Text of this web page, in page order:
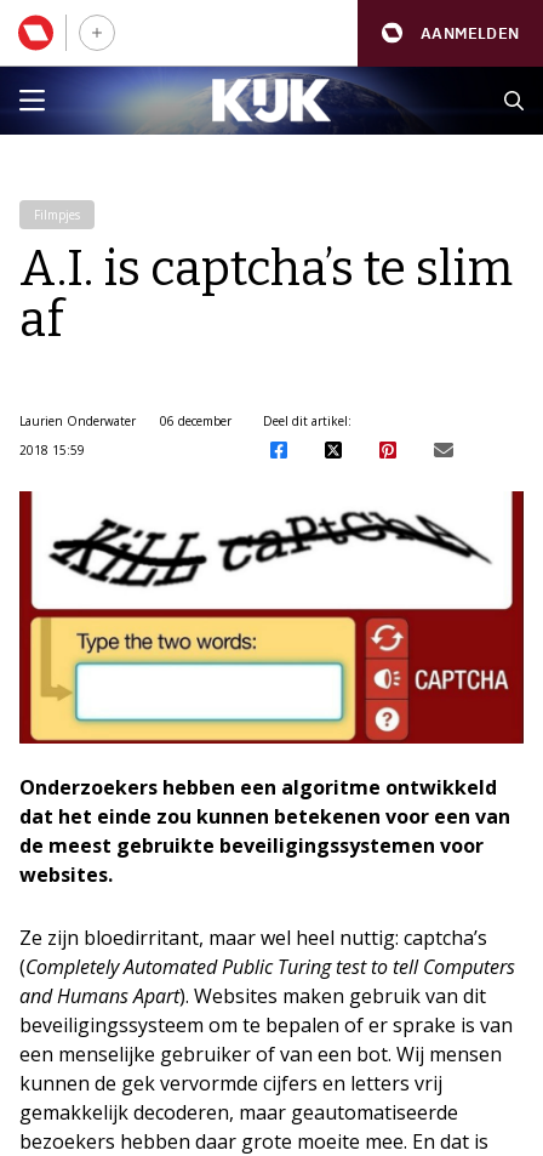
AANMELDEN
Filmpjes
A.I. is captcha’s te slim
af
Laurien Onderwater
06 december
2018 15:59
Deel dit artikel:
Onderzoekers hebben een algoritme ontwikkeld
dat het einde zou kunnen betekenen voor een van
de meest gebruikte beveiligingssystemen voor
websites.
Ze zijn bloedirritant, maar wel heel nuttig: captcha’s
(Completely Automated Public Turing test to tell Computers
and Humans Apart). Websites maken gebruik van dit
beveiligingssysteem om te bepalen of er sprake is van
een menselijke gebruiker of van een bot. Wij mensen
kunnen de gek vervormde cijfers en letters vrij
gemakkelijk decoderen, maar geautomatiseerde
bezoekers hebben daar grote moeite mee. En dat is